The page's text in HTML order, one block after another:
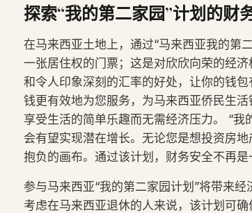
探索“我的第二家园”计划的财
在马来西亚土地上，通过“马来西亚我的第
一张居住权的门票；这是对欣欣向荣的经
和令人印象深刻的汇率的好处，让你的钱
钱更有效地为您服务，为马来西亚侨民生
享受生活的简单乐趣而无需经济压力。 “
会有望实现潜在增长。无论您是想投资房
抱负的画布。通过该计划，财务安全不再
参与马来西亚“我的第二家园计划”将带来
考虑在马来西亚退休的人来说，该计划可